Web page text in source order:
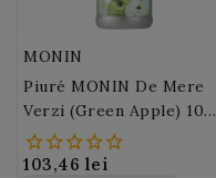
MONIN
Piuré MONIN De Mere
Verzi (Green Apple) 100
Cl
103,46 lei